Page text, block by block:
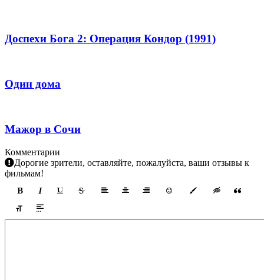
Доспехи Бога 2: Операция Кондор (1991)
Один дома
Мажор в Сочи
Комментарии
Дорогие зрители, оставляйте, пожалуйста, ваши отзывы к
фильмам!